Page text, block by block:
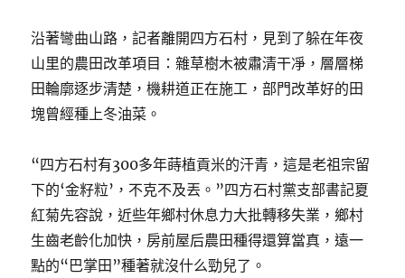
沿著彎曲山路，記者離開四方石村，見到了躲在年夜
山里的農田改革項目：雜草樹木被肅清干凈，層層梯
田輪廓逐步清楚，機耕道正在施工，部門改革好的田
塊曾經種上冬油菜。
“四方石村有300多年蒔植貢米的汗青，這是老祖宗留
下的‘金籽粒’，不克不及丟。”四方石村黨支部書記夏
紅菊先容說，近些年鄉村休息力大批轉移失業，鄉村
生齒老齡化加快，房前屋后農田種得還算當真，遠一
點的“巴掌田”種著就沒什么勁兒了。